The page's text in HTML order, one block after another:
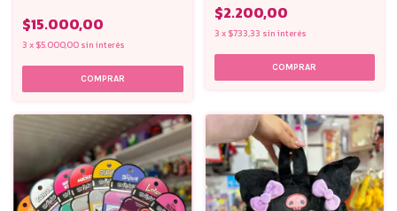
$15.000,00
3 x $5.000,00 sin interés
$2.200,00
3 x $733,33 sin interés
COMPRAR